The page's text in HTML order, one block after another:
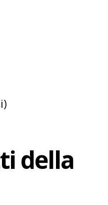
della